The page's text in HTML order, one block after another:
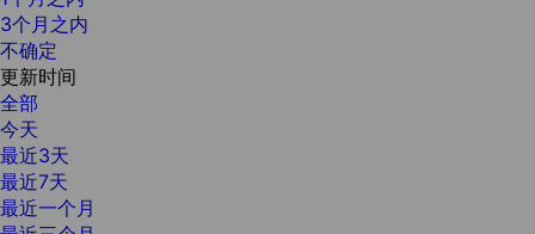
3个月之内
不确定
更新时间
全部
今天
最近3天
最近7天
最近一个月